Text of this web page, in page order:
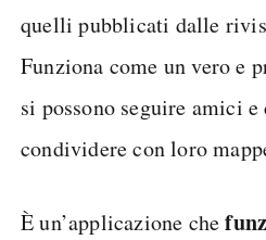
quelli pubblicati dalle
Funziona come un vero e
si possono seguire amici e
condividere con loro
È un’applicazione che